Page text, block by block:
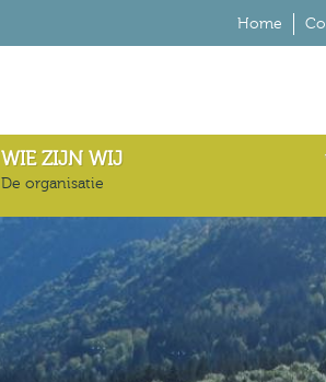
Home
WIE ZIJN WIJ
De organisatie